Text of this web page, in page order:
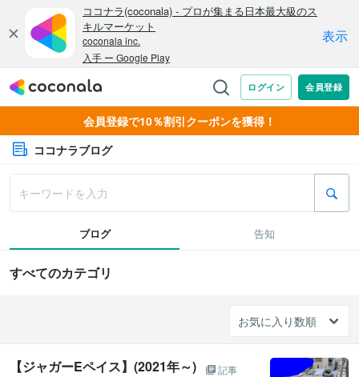
会員登録で10％割引クーポンを獲得！
ココナラブログ
ブログ 告知
すべてのカテゴリ
【ジャガーEペイス】(2021年～)
記事